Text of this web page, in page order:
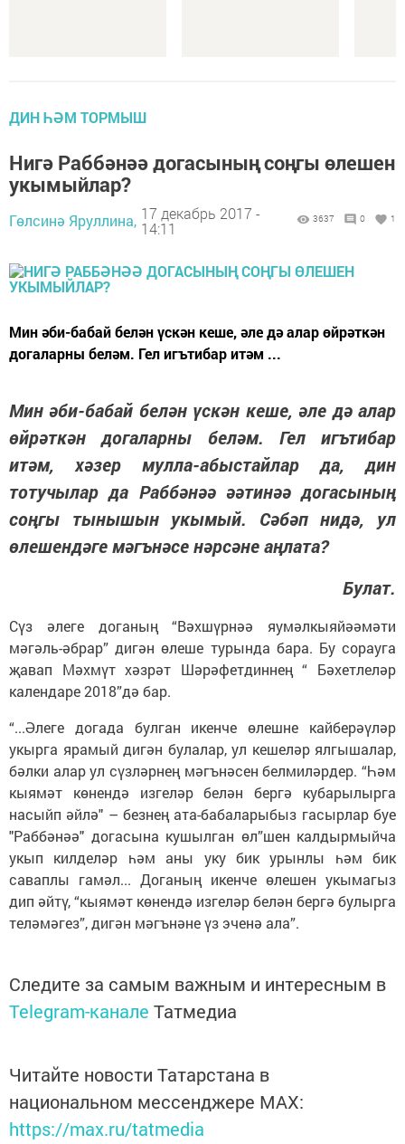
ДИН ҺӘМ ТОРМЫШ
Нигә Раббәнәә догасының соңгы өлешен
укымыйлар?
Гөлсинә Яруллина, 17 декабрь 2017 -
14:11
3637 0 1
Мин әби-бабай белән үскән кеше, әле дә алар өйрәткән
догаларны беләм. Гел игътибар итәм ...
Мин әби-бабай белән үскән кеше, әле дә алар
өйрәткән догаларны беләм. Гел игътибар
итәм, хәзер мулла-абыстайлар да, дин
тотучылар да Раббәнәә әәтинәә догасының
соңгы тынышын укымый. Сәбәп нидә, ул
өлешендәге мәгънәсе нәрсәне аңлата?
Булат.
Сүз әлеге доганың “Вәхшүрнәә яумәлкыяйәәмәти
мәгәль-әбрар” дигән өлеше турында бара. Бу сорауга
җавап Мәхмүт хәзрәт Шәрәфетдиннең “ Бәхетлеләр
календаре 2018”дә бар.
“...Әлеге догада булган икенче өлешне кайберәүләр
укырга ярамый дигән булалар, ул кешеләр ялгышалар,
бәлки алар ул сүзләрнең мәгънәсен белмиләрдер. “Һәм
кыямәт көнендә изгеләр белән бергә кубарылырга
насыйп әйлә" – безнең ата-бабаларыбыз гасырлар буе
"Раббәнәә" догасына кушылган өл”шен калдырмыйча
укып килделәр һәм аны уку бик урынлы һәм бик
саваплы гамәл... Доганың икенче өлешен укымагыз
дип әйтү, “кыямәт көнендә изгеләр белән бергә булырга
теләмәгез”, дигән мәгънәне үз эченә ала”.
Следите за самым важным и интересным в
Telegram-канале Татмедиа
Читайте новости Татарстана в
национальном мессенджере MАХ:
https://max.ru/tatmedia